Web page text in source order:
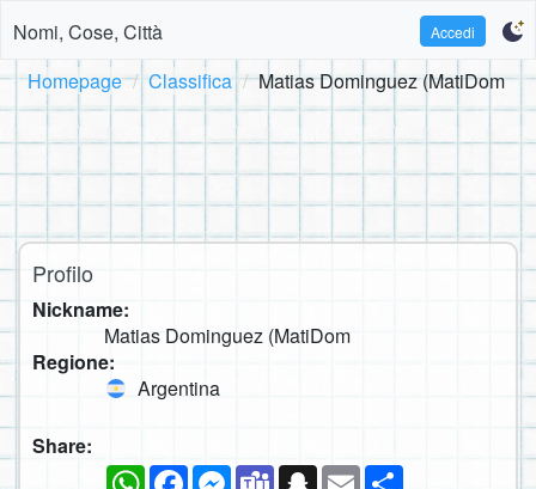
Nomi, Cose, Città Accedi
Homepage Classifica Matias Dominguez (MatiDom
Profilo
Nickname:
Matias Dominguez (MatiDom
Regione:
Argentina
Share:
WhatsAppFacebookMessenger
TeamsSnapchat
Email